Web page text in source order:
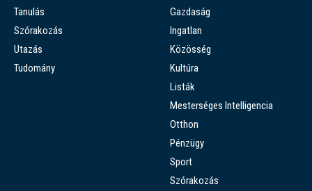
Tanulás
Szórakozás
Utazás
Tudomány
Gazdaság
Ingatlan
Közösség
Kultúra
Listák
Mesterséges Intelligencia
Otthon
Pénzügy
Sport
Szórakozás